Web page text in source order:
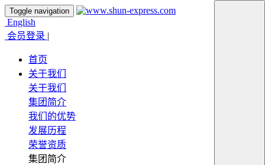
Toggle navigation
English
会员登录 |
首页
关于我们
关于我们
集团简介
我们的优势
发展历程
荣誉资质
集团简介